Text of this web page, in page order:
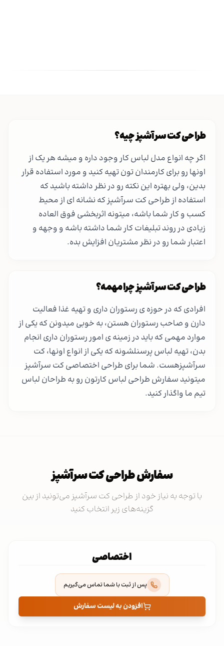
طراحی کت سرآشپز چیه؟
اگر چه انواع مدل لباس کار وجود داره و میشه هر یک از
اونها رو برای کارمندان تون تهیه کنید و مورد استفاده قرار
بدین، ولی بهتره این نکته رو در نظر داشته باشید که
استفاده از طراحی کت سرآشپز که نشانه ای از محیط
کسب و کار شما باشه، میتونه اثربخشی فوق العاده
زیادی در روند تبلیغات کار شما داشته باشه و وجهه و
اعتبار شما رو در نظر مشتریان افزایش بده.
طراحی کت سرآشپز چرا مهمه؟
افرادی که در حوزه ی رستوران داری و تهیه غذا فعالیت
دارن و صاحب رستوران هستن، به خوبی میدونن که یکی از
موارد مهمی که باید در زمینه ی امور رستوران داری انجام
بدن، تهیه لباس پرسنلشونه که یکی از انواع اونها، کت
سرآشپزهست. شما برای طراحی اختصاصی کت سرآشپز
میتونید سفارش طراحی لباس کارتون رو به طراحان لباس
تیم ما واگذار کنید.
سفارش طراحی کت سرآشپز
با توجه به نیاز خود از طراحی کت سرآشپز می‌تونید از بین
گزینه‌های زیر انتخاب کنید
اختصاصی
پس از ثبت با شما تماس می‌گیریم
افزودن به لیست سفارش